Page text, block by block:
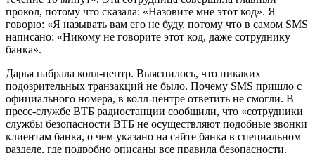
прокол, потому что сказала: «Назовите мне этот код». Я
говорю: «Я называть вам его не буду, потому что в самом SMS
написано: «Никому не говорите этот код, даже сотруднику
банка».
Дарья набрала колл-центр. Выяснилось, что никаких
подозрительных транзакций не было. Почему SMS пришло с
официального номера, в колл-центре ответить не смогли. В
пресс-службе ВТБ радиостанции сообщили, что «сотрудники
службы безопасности ВТБ не осуществляют подобные звонки
клиентам банка, о чем указано на сайте банка в специальном
разделе, где подробно описаны все правила безопасности.